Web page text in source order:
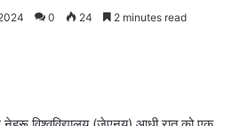
0 24 2 minutes read